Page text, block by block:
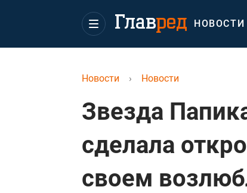
НОВОСТИ
Новости › Новости
Звезда
сделала
своем